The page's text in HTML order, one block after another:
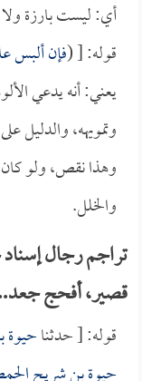
أي: ليست بارزة ولا
قوله: [ (فإن ألبس
يعني: أنه يدعي
وتمويهه، والدليل
وهذا نقص، ولو كان
والخلل.
تراجم رجال
قصير، أفحج
قوله: [ حدثنا